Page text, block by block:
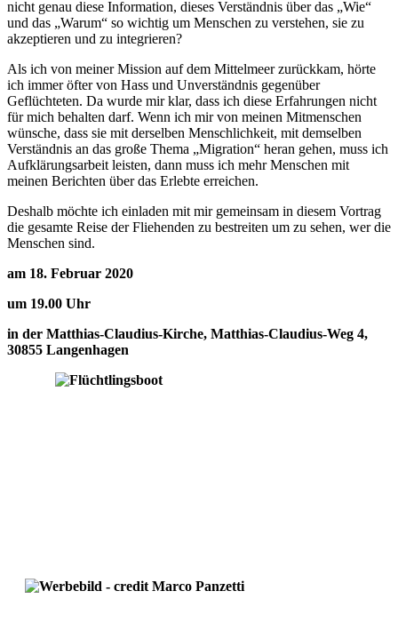
nicht genau diese Information, dieses Verständnis über das „Wie“
und das „Warum“ so wichtig um Menschen zu verstehen, sie zu
akzeptieren und zu integrieren?
Als ich von meiner Mission auf dem Mittelmeer zurückkam, hörte
ich immer öfter von Hass und Unverständnis gegenüber
Geflüchteten. Da wurde mir klar, dass ich diese Erfahrungen nicht
für mich behalten darf. Wenn ich mir von meinen Mitmenschen
wünsche, dass sie mit derselben Menschlichkeit, mit demselben
Verständnis an das große Thema „Migration“ heran gehen, muss ich
Aufklärungsarbeit leisten, dann muss ich mehr Menschen mit
meinen Berichten über das Erlebte erreichen.
Deshalb möchte ich einladen mit mir gemeinsam in diesem Vortrag
die gesamte Reise der Fliehenden zu bestreiten um zu sehen, wer die
Menschen sind.
am 18. Februar 2020
um 19.00 Uhr
in der Matthias-Claudius-Kirche, Matthias-Claudius-Weg 4,
30855 Langenhagen